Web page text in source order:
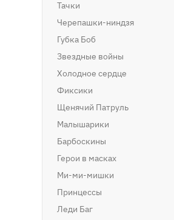
Тачки
Черепашки-ниндзя
Губка Боб
Звездные войны
Холодное сердце
Фиксики
Щенячий Патруль
Малышарики
Барбоскины
Герои в масках
Ми-ми-мишки
Принцессы
Леди Баг